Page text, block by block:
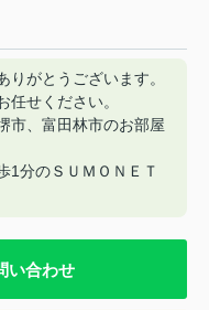
りがとうございます。
任せください。
市、富田林市のお部屋
1分のＳＵＭＯＮＥＴ
い合わせ